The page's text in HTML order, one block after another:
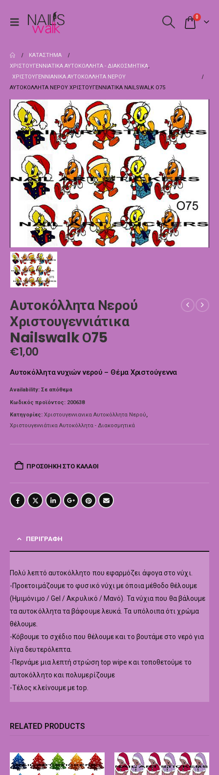
0
ΚΑΤΆΣΤΗΜΑ
ΧΡΙΣΤΟΥΓΕΝΝΙΆΤΙΚΑ ΑΥΤΟΚΌΛΛΗΤΑ - ΔΙΑΚΟΣΜΗΤΙΚΆ,
ΧΡΙΣΤΟΥΓΕΝΝΙΑΝΙΚΑ ΑΥΤΟΚΌΛΛΗΤΑ ΝΕΡΟΎ
ΑΥΤΟΚΌΛΛΗΤΑ ΝΕΡΟΎ ΧΡΙΣΤΟΥΓΕΝΝΙΆΤΙΚΑ NAILSWALK Ο75
Αυτοκόλλητα Νερού
Χριστουγεννιάτικα
Nailswalk Ο75
€1,00
Αυτοκόλλητα νυχιών νερού – Θέμα Χριστούγεννα
Availability: Σε απόθεμα
Κωδικός προϊόντος: 200638
Κατηγορίες: Χριστουγεννιανικα Αυτοκόλλητα Νερού,
Χριστουγεννιάτικα Αυτοκόλλητα - Διακοσμητικά
ΠΡΟΣΘΉΚΗ ΣΤΟ ΚΑΛΆΘΙ
ΠΕΡΙΓΡΑΦΉ
Πολύ λεπτό αυτοκόλλητο που εφαρμόζει άψογα στο νύχι.
-Προετοιμάζουμε το φυσικό νύχι με όποια μέθοδο θέλουμε
(Ημιμόνιμο / Gel / Ακρυλικό / Μανό). Τα νύχια που θα βάλουμε
τα αυτοκόλλητα τα βάφουμε λευκά. Τα υπόλοιπα ότι χρώμα
θέλουμε.
-Κόβουμε το σχέδιο που θέλουμε και το βουτάμε στο νερό για
λίγα δευτερόλεπτα.
-Περνάμε μια λεπτή στρώση top wipe και τοποθετούμε το
αυτοκόλλητο και πολυμερίζουμε
-Τέλος κλείνουμε με top.
RELATED PRODUCTS